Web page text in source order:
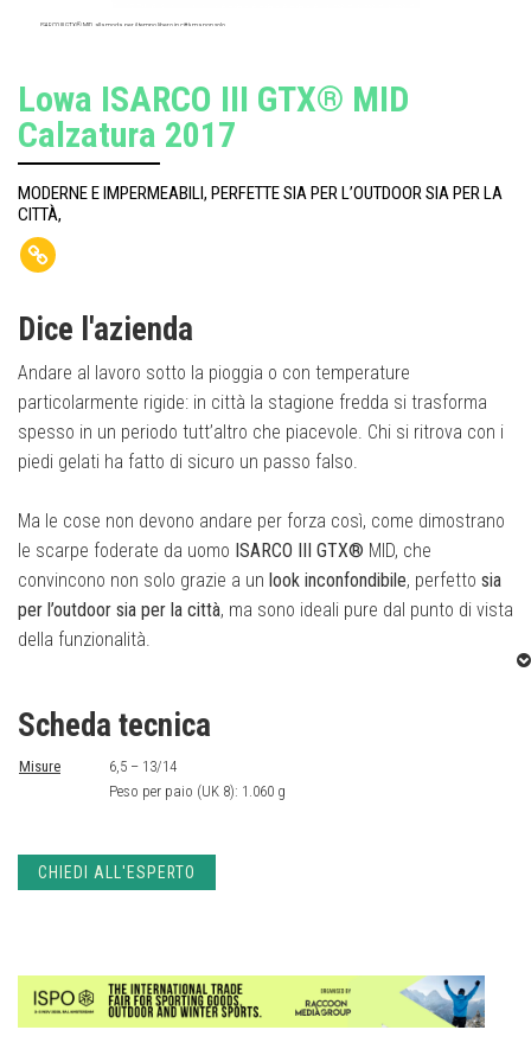
ISARCO III GTX® MID, alla moda, per il tempo libero in città ma non solo
Lowa ISARCO III GTX® MID
Calzatura 2017
MODERNE E IMPERMEABILI, PERFETTE SIA PER L’OUTDOOR SIA PER LA
CITTÀ,
Dice l'azienda
Andare al lavoro sotto la pioggia o con temperature
particolarmente rigide: in città la stagione fredda si trasforma
spesso in un periodo tutt’altro che piacevole. Chi si ritrova con i
piedi gelati ha fatto di sicuro un passo falso.
Ma le cose non devono andare per forza così, come dimostrano
le scarpe foderate da uomo ISARCO III GTX® MID, che
convincono non solo grazie a un look inconfondibile, perfetto sia
per l’outdoor sia per la città, ma sono ideali pure dal punto di vista
della funzionalità.
autunnali umide e fredde, non rimarrà deluso dalla versatilità
e dal look casual decisamente attuale. La
massimo comfort e un grip ideale su ogni tipo di
Quando le temperature scendono sotto zero, la
Anche grazie almateriale esterno particolarmente resistente, in
robusta pelle scamosciata, nabuk o in tela cerata, questi moderni
Scheda tecnica
Misure
6,5 – 13/14
Peso per paio (UK 8): 1.060 g
CHIEDI ALL'ESPERTO